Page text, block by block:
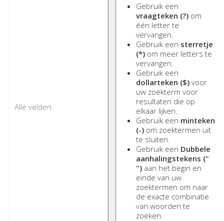
Gebruik een
vraagteken (?) om
één letter te
vervangen.
Gebruik een sterretje
(*) om meer letters te
vervangen.
Gebruik een
dollarteken ($) voor
uw zoekterm voor
resultaten die op
elkaar lijken.
Gebruik een minteken
(-) om zoektermen uit
te sluiten.
Gebruik een Dubbele
aanhalingstekens ("
") aan het begin en
einde van uw
zoektermen om naar
de exacte combinatie
van woorden te
zoeken.